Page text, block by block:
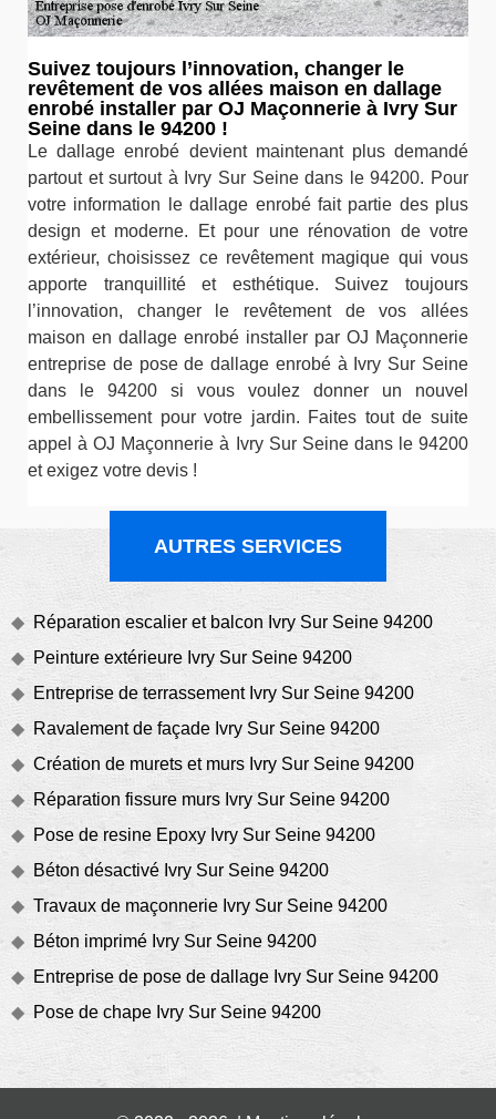
Suivez toujours l’innovation, changer le
revêtement de vos allées maison en dallage
enrobé installer par OJ Maçonnerie à Ivry Sur
Seine dans le 94200 !
Le dallage enrobé devient maintenant plus demandé
partout et surtout à Ivry Sur Seine dans le 94200. Pour
votre information le dallage enrobé fait partie des plus
design et moderne. Et pour une rénovation de votre
extérieur, choisissez ce revêtement magique qui vous
apporte tranquillité et esthétique. Suivez toujours
l’innovation, changer le revêtement de vos allées
maison en dallage enrobé installer par OJ Maçonnerie
entreprise de pose de dallage enrobé à Ivry Sur Seine
dans le 94200 si vous voulez donner un nouvel
embellissement pour votre jardin. Faites tout de suite
appel à OJ Maçonnerie à Ivry Sur Seine dans le 94200
et exigez votre devis !
AUTRES SERVICES
Réparation escalier et balcon Ivry Sur Seine 94200
Peinture extérieure Ivry Sur Seine 94200
Entreprise de terrassement Ivry Sur Seine 94200
Ravalement de façade Ivry Sur Seine 94200
Création de murets et murs Ivry Sur Seine 94200
Réparation fissure murs Ivry Sur Seine 94200
Pose de resine Epoxy Ivry Sur Seine 94200
Béton désactivé Ivry Sur Seine 94200
Travaux de maçonnerie Ivry Sur Seine 94200
Béton imprimé Ivry Sur Seine 94200
Entreprise de pose de dallage Ivry Sur Seine 94200
Pose de chape Ivry Sur Seine 94200